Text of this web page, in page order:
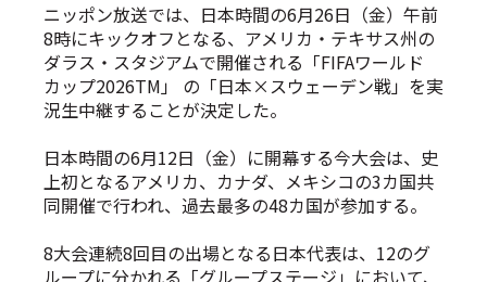
ニッポン放送では、日本時間の6月26日（金）午前
8時にキックオフとなる、アメリカ・テキサス州の
ダラス・スタジアムで開催される「FIFAワールド
カップ2026TM」 の「日本×スウェーデン戦」を実
況生中継することが決定した。
日本時間の6月12日（金）に開幕する今大会は、史
上初となるアメリカ、カナダ、メキシコの3カ国共
同開催で行われ、過去最多の48カ国が参加する。
8大会連続8回目の出場となる日本代表は、12のグ
ループに分かれる「グループステージ」において、